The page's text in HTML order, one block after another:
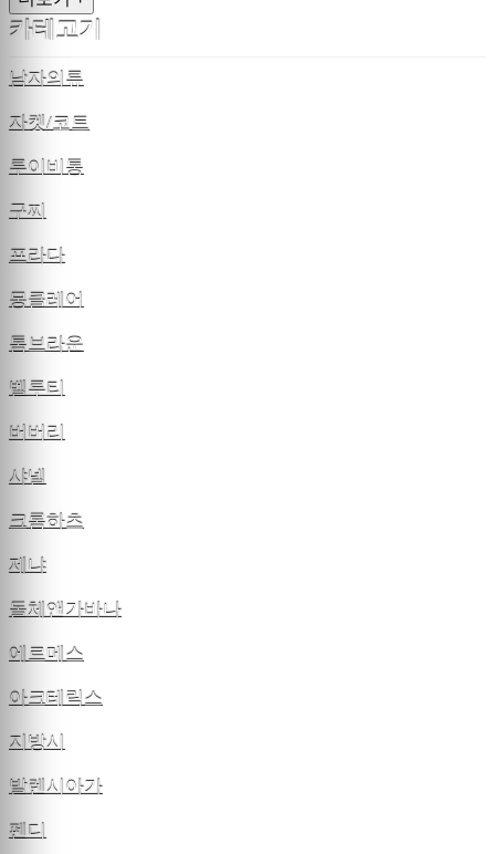
카테고기
남자의류
자켓/코트
루이비통
구찌
프라다
몽클레어
톰브라운
벨루티
버버리
샤넬
크롬하츠
제냐
돌체앤가바나
에르메스
아크테릭스
지방시
발렌시아가
펜디